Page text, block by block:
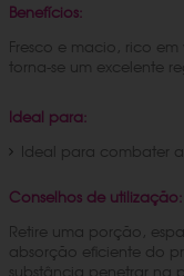
Benefícios:
Fresco e macio, rico
torna-se um excelente
Ideal para:
Ideal para combater
Conselhos de utilização:
Retire uma porção,
absorção eficiente do
substância penetrar na